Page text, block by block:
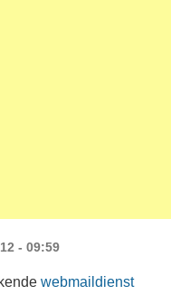
- 09:59
webmaildienst